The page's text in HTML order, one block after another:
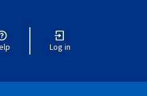
Log in